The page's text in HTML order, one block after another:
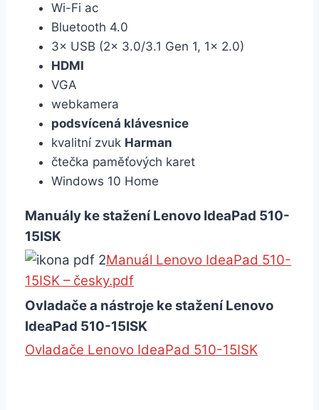
Wi-Fi ac
Bluetooth 4.0
3× USB (2× 3.0/3.1 Gen 1, 1× 2.0)
HDMI
VGA
webkamera
podsvícená klávesnice
kvalitní zvuk Harman
čtečka paměťových karet
Windows 10 Home
Manuály ke stažení Lenovo IdeaPad 510-
15ISK
Manuál Lenovo IdeaPad 510-
15ISK – česky.pdf
Ovladače a nástroje ke stažení Lenovo
IdeaPad 510-15ISK
Ovladače Lenovo IdeaPad 510-15ISK